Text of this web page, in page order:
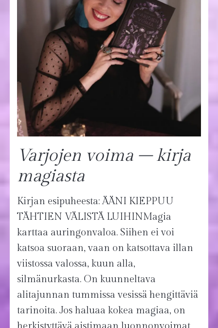
Varjojen voima – kirja
magiasta
Kirjan esipuheesta: ÄÄNI KIEPPUU
TÄHTIEN VÄLISTÄ LUIHINMagia
karttaa auringonvaloa. Siihen ei voi
katsoa suoraan, vaan on katsottava illan
viistossa valossa, kuun alla,
silmänurkasta. On kuunneltava
alitajunnan tummissa vesissä hengittäviä
tarinoita. Jos haluaa kokea magiaa, on